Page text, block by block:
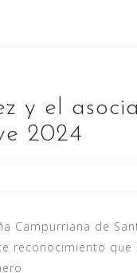
y el
2024
Campurriana de
reconocimiento